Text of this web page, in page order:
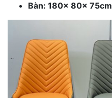
Bàn: 180x 80x 75cm